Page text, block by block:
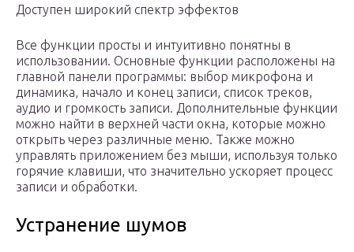
Доступен широкий спектр эффектов
Все функции просты и интуитивно понятны в
использовании. Основные функции расположены на
главной панели программы: выбор микрофона и
динамика, начало и конец записи, список треков,
аудио и громкость записи. Дополнительные функции
можно найти в верхней части окна, которые можно
открыть через различные меню. Также можно
управлять приложением без мыши, используя только
горячие клавиши, что значительно ускоряет процесс
записи и обработки.
Устранение шумов